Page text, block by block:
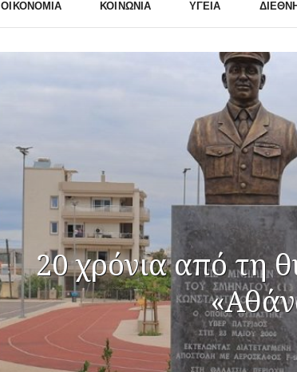
ΟΙΚΟΝΟΜΊΑ ΚΟΙΝΩΝΊΑ ΥΓΕΊΑ
20 χρόνια από τη